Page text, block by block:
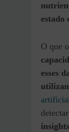
estado
O que
esses